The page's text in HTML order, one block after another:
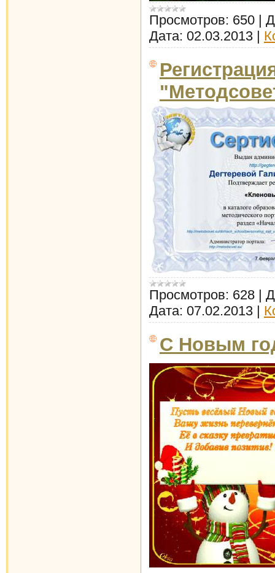
Просмотров: 650 |
Дата: 02.03.2013 |
Просмотров: 628 |
Дата: 07.02.2013 |
С Новым